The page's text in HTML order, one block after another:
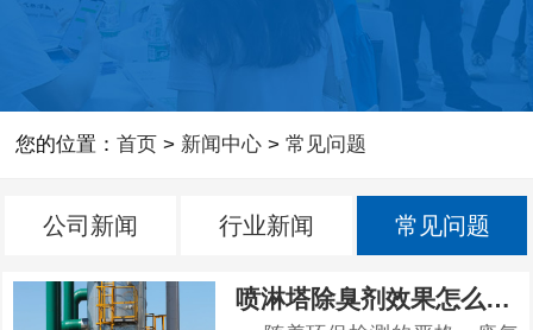
您的位置：首页 > 新闻中心 >常见问题
公司新闻 行业新闻 常见问题
喷淋塔除臭剂效果怎么样？